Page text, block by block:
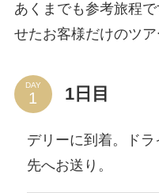
あくまでも参考旅程
せたお客様だけのツア
DAY 1日目
デリーに到着。ド
先へお送り。